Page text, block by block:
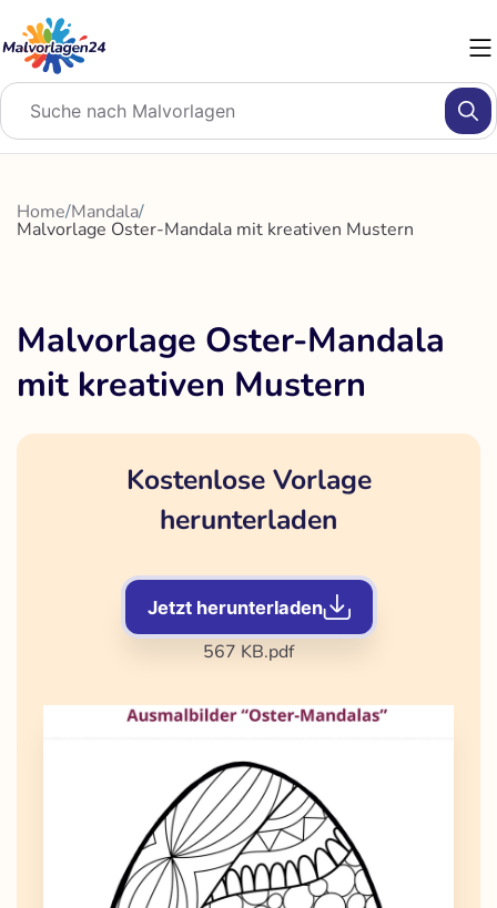
Inhalt
springen
Home/Mandala/
Malvorlage Oster-Mandala mit kreativen Mustern
Malvorlage Oster-Mandala
mit kreativen Mustern
Kostenlose Vorlage
herunterladen
Jetzt herunterladen
567 KB.pdf